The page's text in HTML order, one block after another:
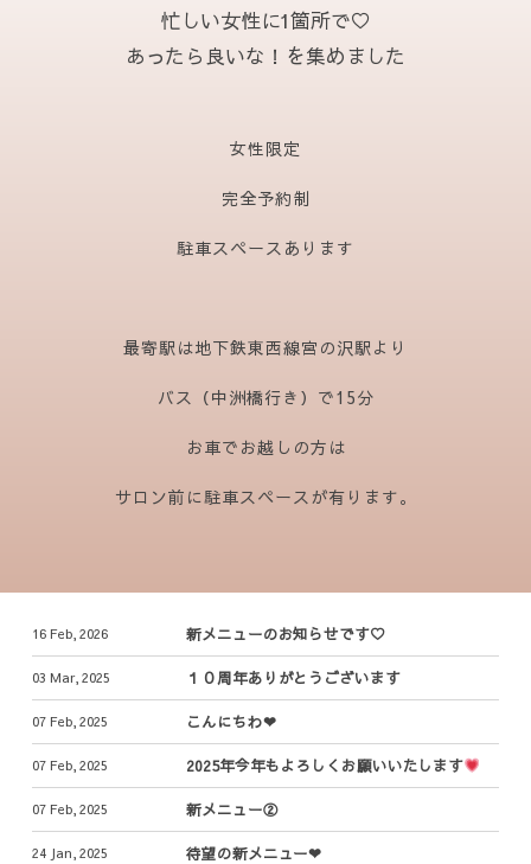
忙しい女性に1箇所で♡
あったら良いな！を集めました
女性限定
完全予約制
駐車スペースあります
最寄駅は地下鉄東西線宮の沢駅より
バス（中洲橋行き）で15分
お車でお越しの方は
サロン前に駐車スペースが有ります。
16 Feb,2026 新メニューのお知らせです♡
03 Mar,2025 １０周年ありがとうございます
07 Feb,2025 こんにちわ❤︎
07 Feb,2025 2025年今年もよろしくお願いいたします
07 Feb,2025 新メニュー②
24 Jan ,2025 待望の新メニュー❤︎